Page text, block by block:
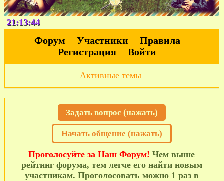
21:13:45
Форум Участники
Правила
Регистрация
Войти
Активные темы
Задать вопрос (нажать)
Начать общение (нажать)
Проголосуйте за Наш Форум! Чем выше
рейтинг форума, тем легче его найти новым
участникам. Проголосовать можно 1 раз в